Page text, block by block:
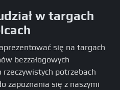
w targach
się na targach
bezzałogowych
potrzebach
zapoznania się z naszymi